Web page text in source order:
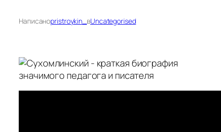
Написаноpristroykin_ вUncategorised